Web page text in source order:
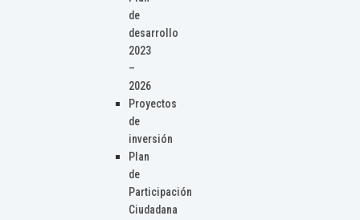
de
desarrollo
2023
–
2026
Proyectos
de
inversión
Plan
de
Participación
Ciudadana